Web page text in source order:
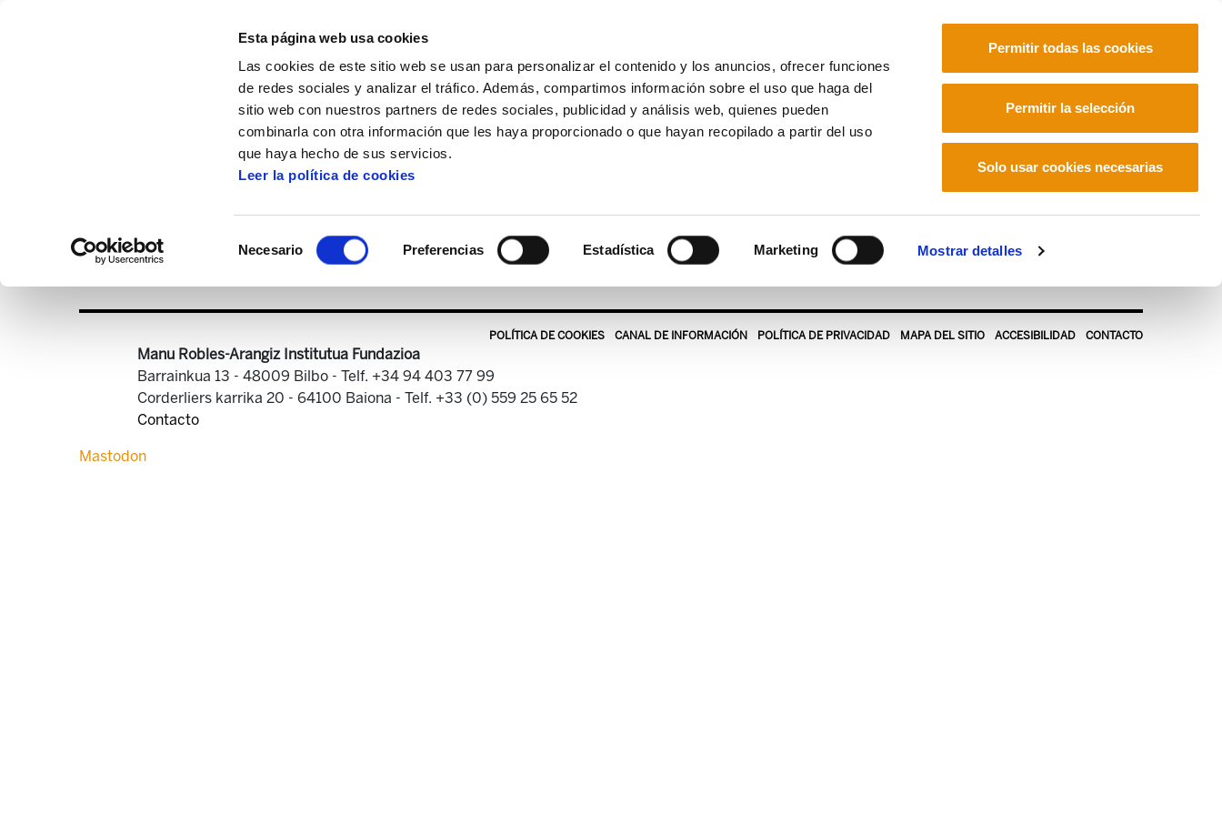
Esta página web usa cookies
Las cookies de este sitio web se usan para personalizar el contenido y los anuncios, ofrecer funciones
de redes sociales y analizar el tráfico. Además, compartimos información sobre el uso que haga del
sitio web con nuestros partners de redes sociales, publicidad y análisis web, quienes pueden
combinarla con otra información que les haya proporcionado o que hayan recopilado a partir del uso
que haya hecho de sus servicios.
Leer la política de cookies
Necesario Preferencias Estadística Marketing Mostrar detalles
Permitir todas las cookies
Permitir la selección
Solo usar cookies necesarias
Infografías Infografías
POLÍTICA DE COOKIES CANAL DE INFORMACIÓN POLÍTICA DE PRIVACIDAD MAPA DEL SITIO ACCESIBILIDAD CONTACTO
Manu Robles-Arangiz Institutua Fundazioa
Barrainkua 13 - 48009 Bilbo - Telf. +34 94 403 77 99
Corderliers karrika 20 - 64100 Baiona - Telf. +33 (0) 559 25 65 52
Contacto
Mastodon